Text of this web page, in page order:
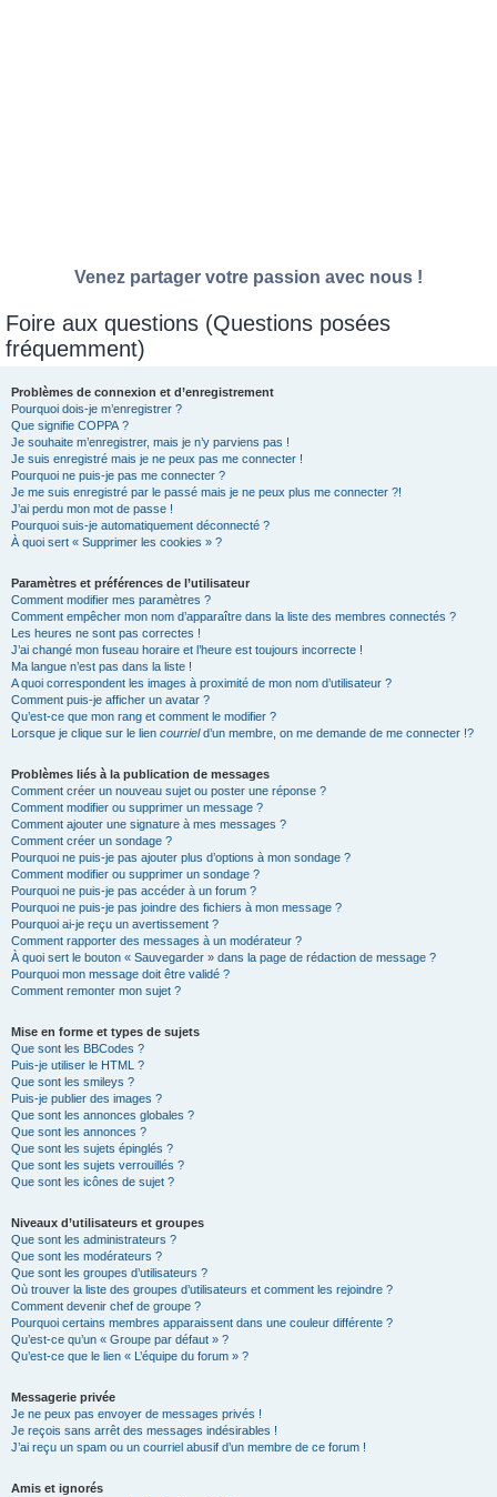
Venez partager votre passion avec nous !
Foire aux questions (Questions posées
fréquemment)
Problèmes de connexion et d’enregistrement
Pourquoi dois-je m’enregistrer ?
Que signifie COPPA ?
Je souhaite m’enregistrer, mais je n’y parviens pas !
Je suis enregistré mais je ne peux pas me connecter !
Pourquoi ne puis-je pas me connecter ?
Je me suis enregistré par le passé mais je ne peux plus me connecter ?!
J’ai perdu mon mot de passe !
Pourquoi suis-je automatiquement déconnecté ?
À quoi sert « Supprimer les cookies » ?
Paramètres et préférences de l’utilisateur
Comment modifier mes paramètres ?
Comment empêcher mon nom d’apparaître dans la liste des membres connectés ?
Les heures ne sont pas correctes !
J’ai changé mon fuseau horaire et l’heure est toujours incorrecte !
Ma langue n’est pas dans la liste !
A quoi correspondent les images à proximité de mon nom d’utilisateur ?
Comment puis-je afficher un avatar ?
Qu’est-ce que mon rang et comment le modifier ?
Lorsque je clique sur le lien courrield’un membre, on me demande de me connecter !?
Problèmes liés à la publication de messages
Comment créer un nouveau sujet ou poster une réponse ?
Comment modifier ou supprimer un message ?
Comment ajouter une signature à mes messages ?
Comment créer un sondage ?
Pourquoi ne puis-je pas ajouter plus d’options à mon sondage ?
Comment modifier ou supprimer un sondage ?
Pourquoi ne puis-je pas accéder à un forum ?
Pourquoi ne puis-je pas joindre des fichiers à mon message ?
Pourquoi ai-je reçu un avertissement ?
Comment rapporter des messages à un modérateur ?
À quoi sert le bouton « Sauvegarder » dans la page de rédaction de message ?
Pourquoi mon message doit être validé ?
Comment remonter mon sujet ?
Mise en forme et types de sujets
Que sont les BBCodes ?
Puis-je utiliser le HTML ?
Que sont les smileys ?
Puis-je publier des images ?
Que sont les annonces globales ?
Que sont les annonces ?
Que sont les sujets épinglés ?
Que sont les sujets verrouillés ?
Que sont les icônes de sujet ?
Niveaux d’utilisateurs et groupes
Que sont les administrateurs ?
Que sont les modérateurs ?
Que sont les groupes d’utilisateurs ?
Où trouver la liste des groupes d’utilisateurs et comment les rejoindre ?
Comment devenir chef de groupe ?
Pourquoi certains membres apparaissent dans une couleur différente ?
Qu’est-ce qu’un « Groupe par défaut » ?
Qu’est-ce que le lien « L’équipe du forum » ?
Messagerie privée
Je ne peux pas envoyer de messages privés !
Je reçois sans arrêt des messages indésirables !
J’ai reçu un spam ou un courriel abusif d’un membre de ce forum !
Amis et ignorés